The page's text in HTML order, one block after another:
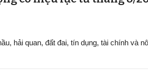
hải quan, đất đai, tín dụng, tài chính và